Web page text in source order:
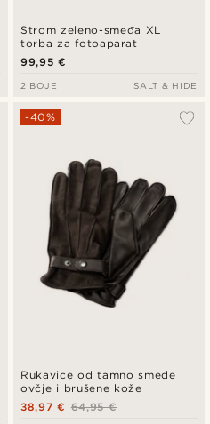
Strom zeleno-smeđa XL
torba za fotoaparat
99,95 €
2 BOJE SALT & HIDE
Rukavice od tamno smeđe
ovčje i brušene kože
-40%
64,95 €
38,97 €